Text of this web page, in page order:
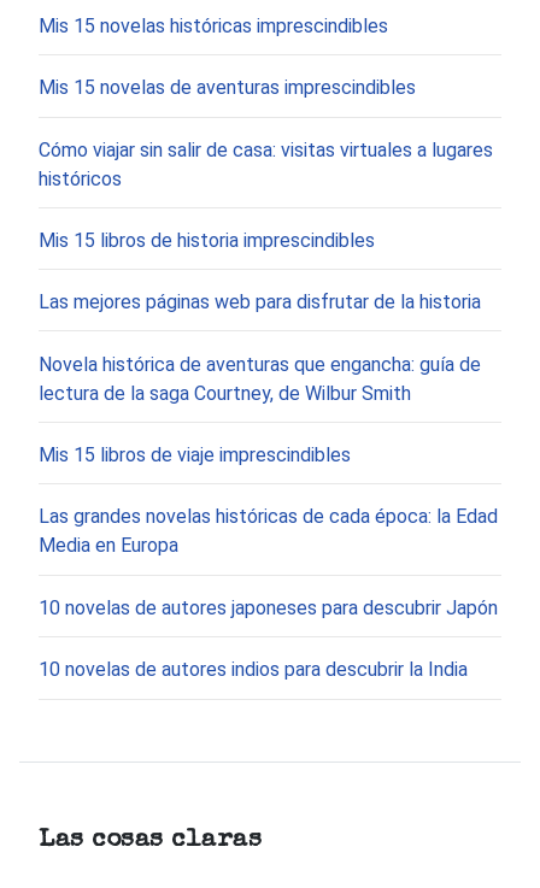
Mis 15 novelas históricas imprescindibles
Mis 15 novelas de aventuras imprescindibles
Cómo viajar sin salir de casa: visitas virtuales a lugares
históricos
Mis 15 libros de historia imprescindibles
Las mejores páginas web para disfrutar de la historia
Novela histórica de aventuras que engancha: guía de
lectura de la saga Courtney, de Wilbur Smith
Mis 15 libros de viaje imprescindibles
Las grandes novelas históricas de cada época: la Edad
Media en Europa
10 novelas de autores japoneses para descubrir Japón
10 novelas de autores indios para descubrir la India
Las cosas claras